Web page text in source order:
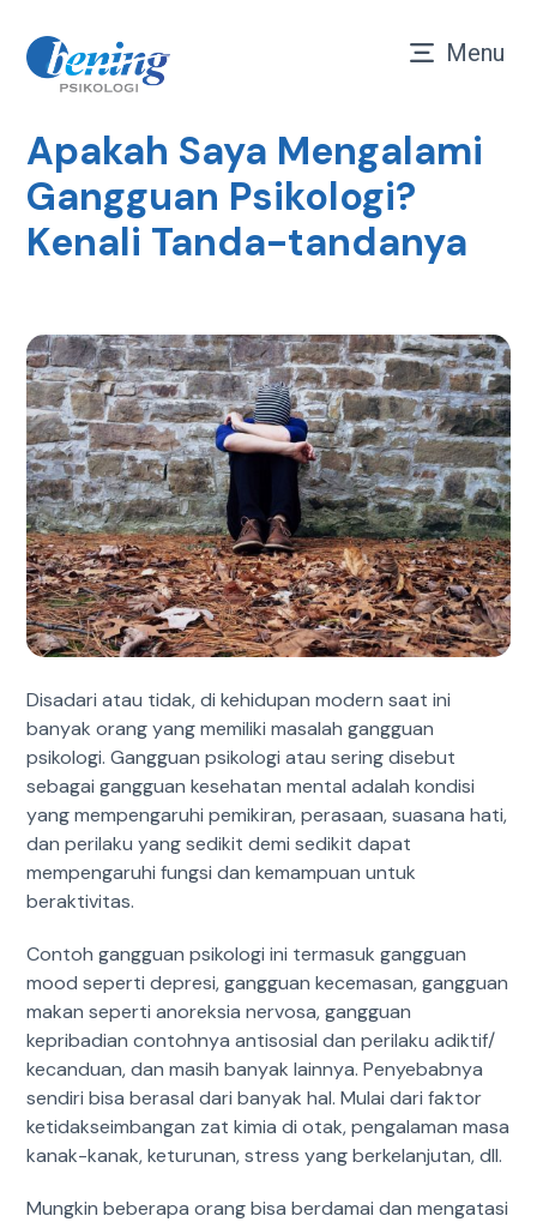
Menu
Apakah Saya Mengalami
Gangguan Psikologi?
Kenali Tanda-tandanya
Disadari atau tidak, di kehidupan modern saat ini
banyak orang yang memiliki masalah gangguan
psikologi. Gangguan psikologi atau sering disebut
sebagai gangguan kesehatan mental adalah kondisi
yang mempengaruhi pemikiran, perasaan, suasana hati,
dan perilaku yang sedikit demi sedikit dapat
mempengaruhi fungsi dan kemampuan untuk
beraktivitas.
Contoh gangguan psikologi ini termasuk gangguan
mood seperti depresi, gangguan kecemasan, gangguan
makan seperti anoreksia nervosa, gangguan
kepribadian contohnya antisosial dan perilaku adiktif/
kecanduan, dan masih banyak lainnya. Penyebabnya
sendiri bisa berasal dari banyak hal. Mulai dari faktor
ketidakseimbangan zat kimia di otak, pengalaman masa
kanak-kanak, keturunan, stress yang berkelanjutan, dll.
Mungkin beberapa orang bisa berdamai dan mengatasi